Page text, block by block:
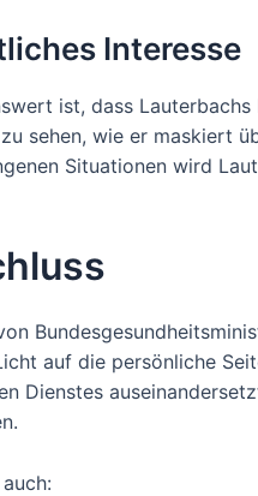
Interesse
ist, dass
sehen, wie er maskiert
Situationen wird
auf die persönliche
Dienstes